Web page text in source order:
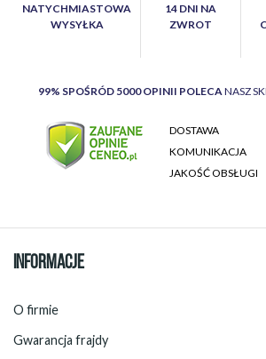
NATYCHMIASTOWA
WYSYŁKA
14 DNI NA
ZWROT
99% SPOŚRÓD 5000 OPINII POLECA NASZ
DOSTAWA
KOMUNIKACJA
JAKOŚĆ OBSŁUGI
INFORMACJE
O firmie
Gwarancja frajdy